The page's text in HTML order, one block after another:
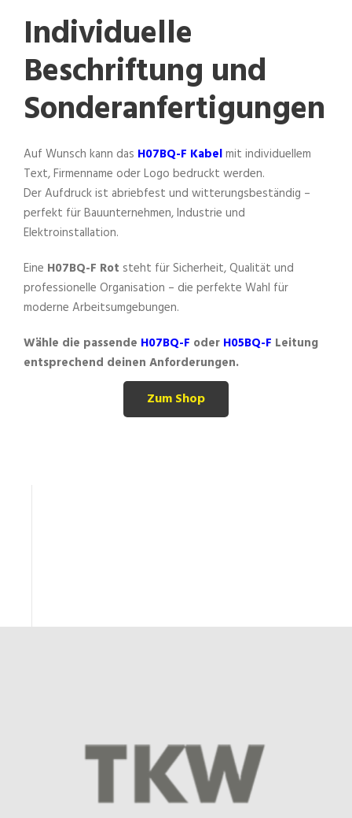
Individuelle
Beschriftung und
Sonderanfertigungen
Auf Wunsch kann das H07BQ-F Kabelmit individuellem
Text, Firmenname oder Logo bedruckt werden.
Der Aufdruck ist abriebfest und witterungsbeständig –
perfekt für Bauunternehmen, Industrie und
Elektroinstallation.
Eine H07BQ-F Rot steht für Sicherheit, Qualität und
professionelle Organisation – die perfekte Wahl für
moderne Arbeitsumgebungen.
Wähle die passende H07BQ-F oder H05BQ-F Leitung
entsprechend deinen Anforderungen.
Zum Shop